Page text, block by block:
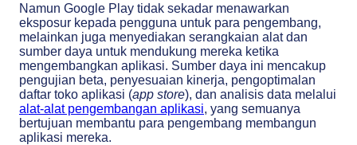
Namun Google Play tidak sekadar menawarkan
eksposur kepada pengguna untuk para pengembang,
melainkan juga menyediakan serangkaian alat dan
sumber daya untuk mendukung mereka ketika
mengembangkan aplikasi. Sumber daya ini mencakup
pengujian beta, penyesuaian kinerja, pengoptimalan
daftar toko aplikasi (app store), dan analisis data melalui
alat-alat pengembangan aplikasi, yang semuanya
bertujuan membantu para pengembang membangun
aplikasi mereka.